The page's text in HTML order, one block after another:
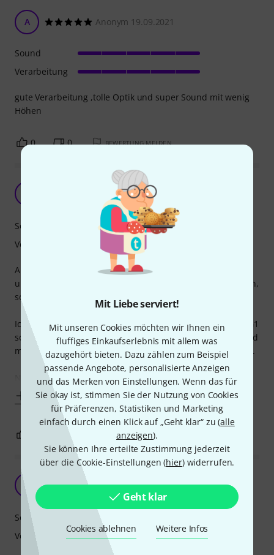
Mit Liebe serviert!
Mit unseren Cookies möchten wir Ihnen ein
fluffiges Einkaufserlebnis mit allem was
dazugehört bieten. Dazu zählen zum Beispiel
passende Angebote, personalisierte Anzeigen
und das Merken von Einstellungen. Wenn das für
Sie okay ist, stimmen Sie der Nutzung von Cookies
für Präferenzen, Statistiken und Marketing
einfach durch einen Klick auf „Geht klar“ zu (alle
anzeigen).
Sie können Ihre erteilte Zustimmung jederzeit
über die Cookie-Einstellungen (hier) widerrufen.
Geht klar
Cookies ablehnen Weitere Infos
A Anonym 19.09.2021
gute Verarbeitung ,tolle Optik und super Sound mit wenig
Höhen
Sound
Verarbeitung
0 0 BEWERTUNG MELDEN
Felle mit denen man sofort Auffällt
Anonym 18.09.2016
Als allererstes sollte man Sagen die Hydraulic-Red Felle
unterscheiden sich deutlich von allen anderen Evans Fellen,
sowohl klanglich als auch thomann optisch.
Ich habe zuvor Evans EC2, Black Onyx, Black Chrome und G1
so wie diverse Remo Felle auf meinen Drumsets gehabt und
muss sagen die Red Hydraulic sind meine neuen Favoriten.
Nun zu den
Mehr anzeigen
Sound
Verarbeitung
0 BEWERTUNG MELDEN
Das heimliche leise
Drumming_Joe 13.10.2020
Sound
Verarbeitung